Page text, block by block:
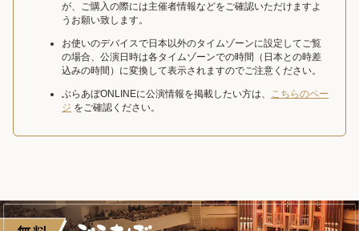
が、ご購入の際には主催者情報などをご確認いただけますよ
うお願い致します。
お使いのデバイスで日本以外のタイムゾーンに設定してご覧
の場合、公演日時は各タイムゾーンでの時間（日本との時差
込みの時間）に変換して表示されますのでご注意ください。
ぶらあぼONLINEに公演情報を掲載したい方は、 こちらのペー
ジ をご確認ください。